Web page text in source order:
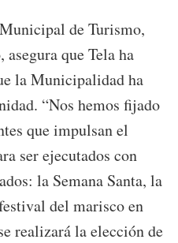
de Turismo,
que Tela ha
la Municipalidad ha
“Nos hemos fijado
que impulsan el
ser ejecutados con
la Semana Santa, la
del marisco en
realizará la elección de